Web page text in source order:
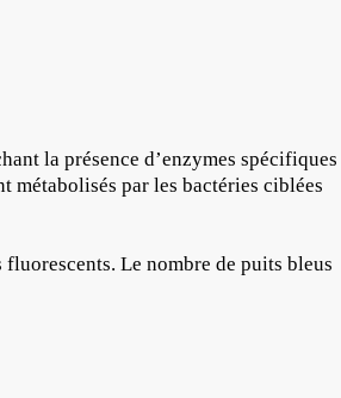
la présence d’enzymes spécifiques
métabolisés par les bactéries ciblées
Le nombre de puits bleus